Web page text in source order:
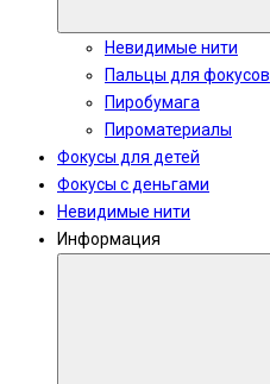
Невидимые нити
Пальцы для фокусов
Пиробумага
Пироматериалы
Фокусы для детей
Фокусы с деньгами
Невидимые нити
Информация